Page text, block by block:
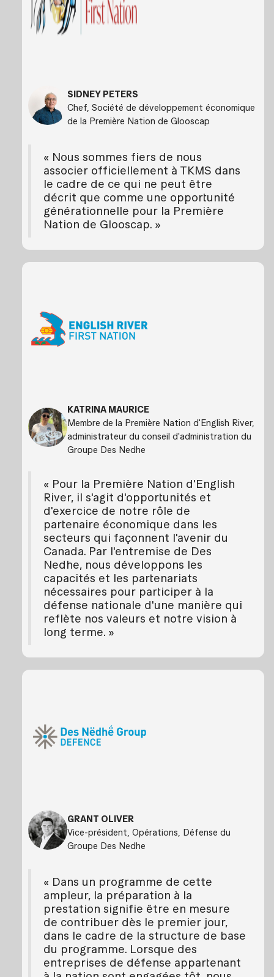
SIDNEY PETERS
Chef, Société de développement économique
de la Première Nation de Glooscap
« Nous sommes fiers de nous
associer officiellement à TKMS dans
le cadre de ce qui ne peut être
décrit que comme une opportunité
générationnelle pour la Première
Nation de Glooscap. »
KATRINA MAURICE
Membre de la Première Nation d'English River,
administrateur du conseil d'administration du
Groupe Des Nedhe
« Pour la Première Nation d'English
River, il s'agit d'opportunités et
d'exercice de notre rôle de
partenaire économique dans les
secteurs qui façonnent l'avenir du
Canada. Par l'entremise de Des
Nedhe, nous développons les
capacités et les partenariats
nécessaires pour participer à la
défense nationale d'une manière qui
reflète nos valeurs et notre vision à
long terme. »
GRANT OLIVER
Vice-président, Opérations, Défense du
Groupe Des Nedhe
« Dans un programme de cette
ampleur, la préparation à la
prestation signifie être en mesure
de contribuer dès le premier jour,
dans le cadre de la structure de base
du programme. Lorsque des
entreprises de défense appartenant